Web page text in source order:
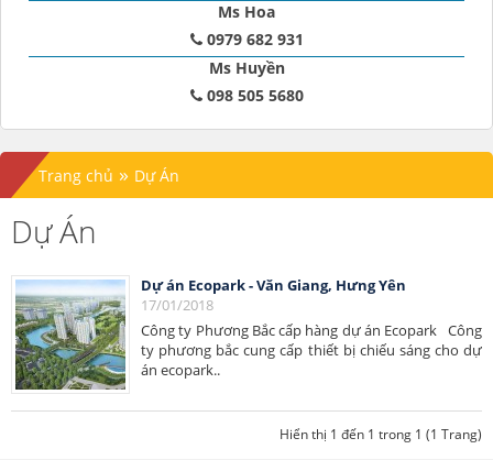
Ms Hoa
0979 682 931
Ms Huyền
098 505 5680
Trang chủ » Dự Án
Dự Án
Dự án Ecopark - Văn Giang, Hưng Yên
17/01/2018
Công ty Phương Bắc cấp hàng dự án Ecopark Công
ty phương bắc cung cấp thiết bị chiếu sáng cho dự
án ecopark..
Hiển thị 1 đến 1 trong 1 (1 Trang)